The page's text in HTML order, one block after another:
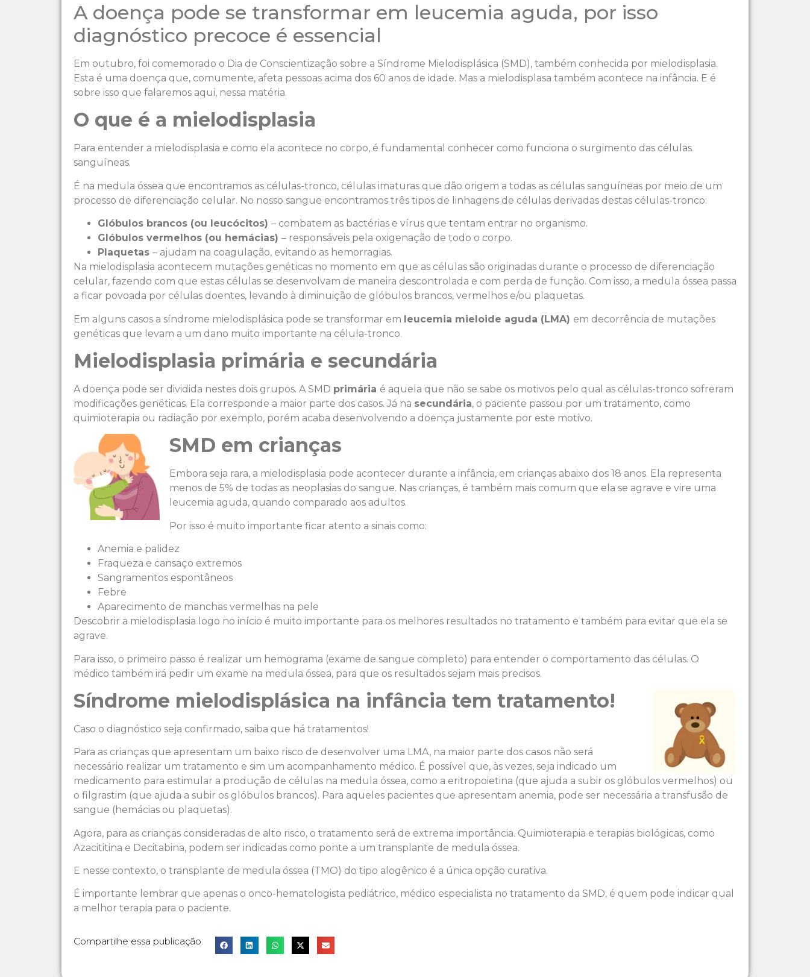
A doença pode se transformar em leucemia aguda, por isso
diagnóstico precoce é essencial
Em outubro, foi comemorado o Dia de Conscientização sobre a Síndrome Mielodisplásica (SMD), também conhecida por mielodisplasia.
Esta é uma doença que, comumente, afeta pessoas acima dos 60 anos de idade. Mas a mielodisplasa também acontece na infância. E é
sobre isso que falaremos aqui, nessa matéria.
O que é a mielodisplasia
Para entender a mielodisplasia e como ela acontece no corpo, é fundamental conhecer como funciona o surgimento das células
sanguíneas.
É na medula óssea que encontramos as células-tronco, células imaturas que dão origem a todas as células sanguíneas por meio de um
processo de diferenciação celular. No nosso sangue encontramos três tipos de linhagens de células derivadas destas células-tronco:
Glóbulos brancos (ou leucócitos) – combatem as bactérias e vírus que tentam entrar no organismo.
Glóbulos vermelhos (ou hemácias) – responsáveis pela oxigenação de todo o corpo.
Plaquetas – ajudam na coagulação, evitando as hemorragias.
Na mielodisplasia acontecem mutações genéticas no momento em que as células são originadas durante o processo de diferenciação
celular, fazendo com que estas células se desenvolvam de maneira descontrolada e com perda de função. Com isso, a medula óssea passa
a ficar povoada por células doentes, levando à diminuição de glóbulos brancos, vermelhos e/ou plaquetas.
Em alguns casos a síndrome mielodisplásica pode se transformar em leucemia mieloide aguda (LMA) em decorrência de mutações
genéticas que levam a um dano muito importante na célula-tronco.
Mielodisplasia primária e secundária
A doença pode ser dividida nestes dois grupos. A SMD primária é aquela que não se sabe os motivos pelo qual as células-tronco sofreram
modificações genéticas. Ela corresponde a maior parte dos casos. Já na secundária, o paciente passou por um tratamento, como
quimioterapia ou radiação por exemplo, porém acaba desenvolvendo a doença justamente por este motivo.
SMD em crianças
Embora seja rara, a mielodisplasia pode acontecer durante a infância, em crianças abaixo dos 18 anos. Ela representa
menos de 5% de todas as neoplasias do sangue. Nas crianças, é também mais comum que ela se agrave e vire uma
leucemia aguda, quando comparado aos adultos.
Por isso é muito importante ficar atento a sinais como:
Anemia e palidez
Fraqueza e cansaço extremos
Sangramentos espontâneos
Febre
Aparecimento de manchas vermelhas na pele
Descobrir a mielodisplasia logo no início é muito importante para os melhores resultados no tratamento e também para evitar que ela se
agrave.
Para isso, o primeiro passo é realizar um hemograma (exame de sangue completo) para entender o comportamento das células. O
médico também irá pedir um exame na medula óssea, para que os resultados sejam mais precisos.
Síndrome mielodisplásica na infância tem tratamento!
Caso o diagnóstico seja confirmado, saiba que há tratamentos!
Para as crianças que apresentam um baixo risco de desenvolver uma LMA, na maior parte dos casos não será
necessário realizar um tratamento e sim um acompanhamento médico. É possível que, às vezes, seja indicado um
medicamento para estimular a produção de células na medula óssea, como a eritropoietina (que ajuda a subir os glóbulos vermelhos) ou
o filgrastim (que ajuda a subir os glóbulos brancos). Para aqueles pacientes que apresentam anemia, pode ser necessária a transfusão de
sangue (hemácias ou plaquetas).
Agora, para as crianças consideradas de alto risco, o tratamento será de extrema importância. Quimioterapia e terapias biológicas, como
Azacititina e Decitabina, podem ser indicadas como ponte a um transplante de medula óssea.
E nesse contexto, o transplante de medula óssea (TMO) do tipo alogênico é a única opção curativa.
É importante lembrar que apenas o onco-hematologista pediátrico, médico especialista no tratamento da SMD, é quem pode indicar qual
a melhor terapia para o paciente.
Compartilhe essa publicação: